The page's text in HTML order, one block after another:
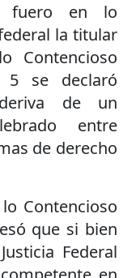
fuero en lo
la titular
Contencioso
5 se declaró
de un
entre
de derecho
Contencioso
que si bien
Federal